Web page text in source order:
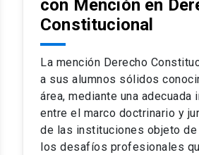
del programa hasta 8
complejo y sofisticado ejercicio
de nuestros alumnos, tanto
especialmente orientado a las
lectivos, seminarios de casos
en los problemas legales más
perfeccionamiento en los
compleja de los problemas que
académico como en lo
con Mención en
Constitucional
La mención Derecho
a sus alumnos sólidos
área, mediante una adecuada
entre el marco doctrinario y
de las instituciones objeto
los desafíos profesionales